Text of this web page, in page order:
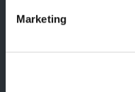
Marketing